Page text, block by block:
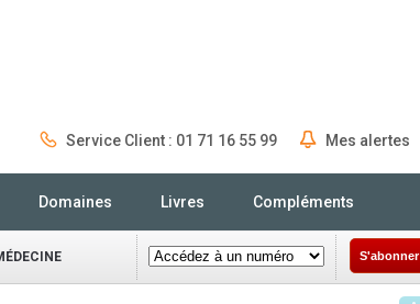
Service Client : 01 71 16 55 99 Mes alertes
Domaines Livres Compléments
S'abonner